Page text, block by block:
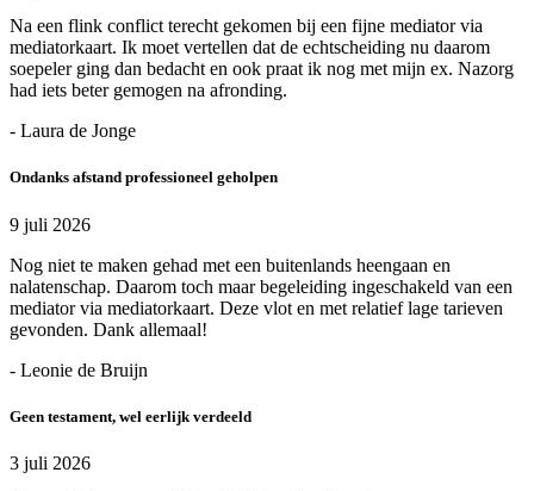
Na een flink conflict terecht gekomen bij een fijne mediator via
mediatorkaart. Ik moet vertellen dat de echtscheiding nu daarom
soepeler ging dan bedacht en ook praat ik nog met mijn ex. Nazorg
had iets beter gemogen na afronding.
- Laura de Jonge
Ondanks afstand professioneel geholpen
9 juli 2026
Nog niet te maken gehad met een buitenlands heengaan en
nalatenschap. Daarom toch maar begeleiding ingeschakeld van een
mediator via mediatorkaart. Deze vlot en met relatief lage tarieven
gevonden. Dank allemaal!
- Leonie de Bruijn
Geen testament, wel eerlijk verdeeld
3 juli 2026